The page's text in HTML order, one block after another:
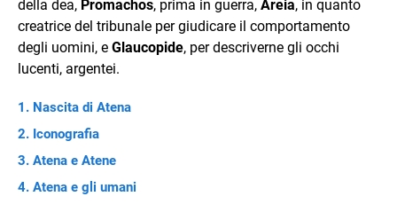
della dea, Promachos, prima in guerra, Areia, in quanto
creatrice del tribunale per giudicare il comportamento
degli uomini, e Glaucopide, per descriverne gli occhi
lucenti, argentei.
Nascita di Atena
Iconografia
Atena e Atene
Atena e gli umani